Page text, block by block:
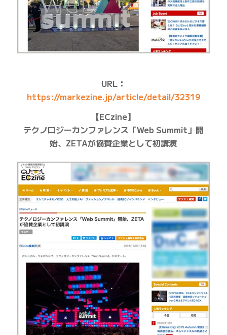
URL：
https://markezine.jp/article/detail/32319
【ECzine】
テクノロジーカンファレンス「Web Summit」開
始、ZETAが協賛企業として初講演